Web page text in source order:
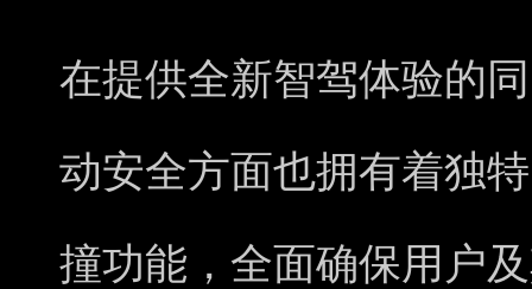
在提供全新智驾体验的
动安全方面也拥有着独
撞功能，全面确保用户